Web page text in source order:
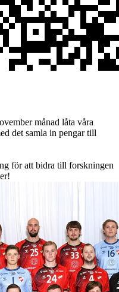
månad låta våra
det samla in pengar till
för att bidra till forskningen